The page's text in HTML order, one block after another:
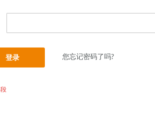
登录 您忘记密码了吗?